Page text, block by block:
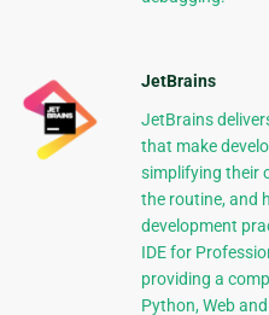
JetBrains
JetBrains
that make
simplifying their
the routine, and
development
IDE for
providing a
Python, Web